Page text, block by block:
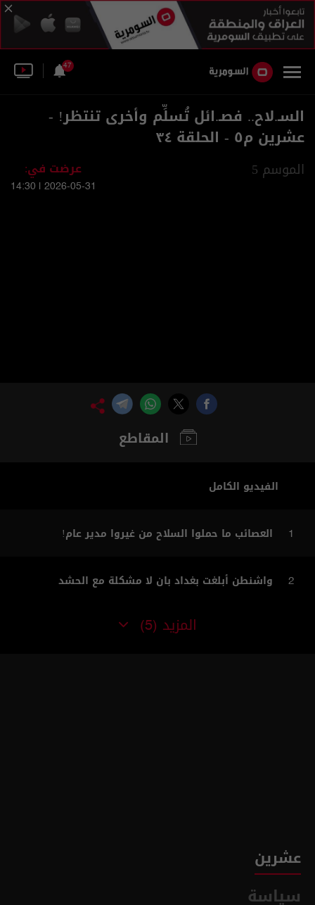
47
السـ.لاح.. فصـ.ائل تُسلِّم وأخرى تنتظر! -
عشرين م٥ - الحلقة ٣٤
الموسم 5 عرضت في:
2026-05-31 | 14:30
المقاطع
الفيديو الكامل
1 العصائب ما حملوا السلاح من غيروا مدير عام!
2 واشنطن أبلغت بغداد بان لا مشكلة مع الحشد
المزيد (5)
عشرين
سياسة